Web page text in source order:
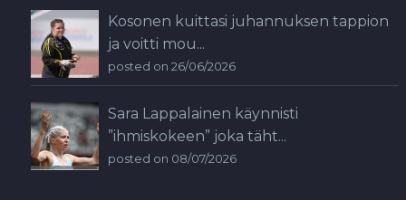
Kosonen kuittasi juhannuksen tappion
ja voitti mou...
posted on 26/06/2026
Sara Lappalainen käynnisti
”ihmiskokeen” joka täht...
posted on 08/07/2026